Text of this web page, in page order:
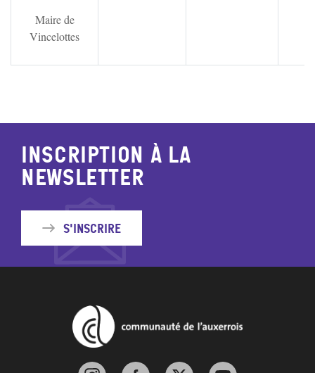
Maire de
Vincelottes
Inscription à la
newsletter
S'inscrire